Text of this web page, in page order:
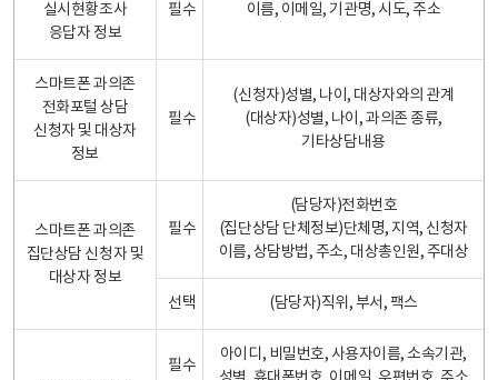
실시현황조사
응답자 정보
필수 이름, 이메일, 기관명, 시도, 주소
스마트폰 과의존
전화포털 상담
신청자 및 대상자
정보
필수
(신청자)성별, 나이, 대상자와의 관계
(대상자)성별, 나이, 과의존 종류,
기타상담내용
스마트폰 과의존
집단상담 신청자 및
대상자 정보
필수
(담당자)전화번호
(집단상담 단체정보)단체명, 지역, 신청자
이름, 상담방법, 주소, 대상총인원, 주대상
선택 (담당자)직위, 부서, 팩스
필수
아이디, 비밀번호, 사용자이름, 소속기관,